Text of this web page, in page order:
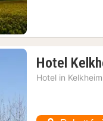
Hotel
Hotel in